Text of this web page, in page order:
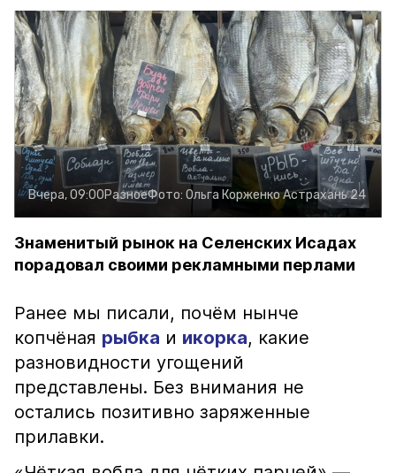
Вчера, 09:00РазноеФото: Ольга КорженкоАстрахань 24
Знаменитый рынок на Селенских Исадах
порадовал своими рекламными перлами
Ранее мы писали, почём нынче
копчёная рыбка и икорка, какие
разновидности угощений
представлены. Без внимания не
остались позитивно заряженные
прилавки.